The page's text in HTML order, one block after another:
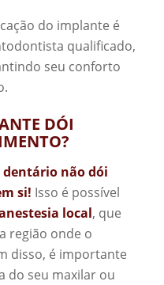
do implante é
qualificado,
seu conforto
DÓI
não dói
si! Isso é possível
local, que
região onde o
disso, é importante
do seu maxilar ou